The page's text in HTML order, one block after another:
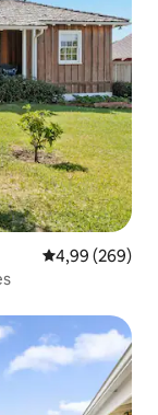
4,99 de uma
4,99 (269)